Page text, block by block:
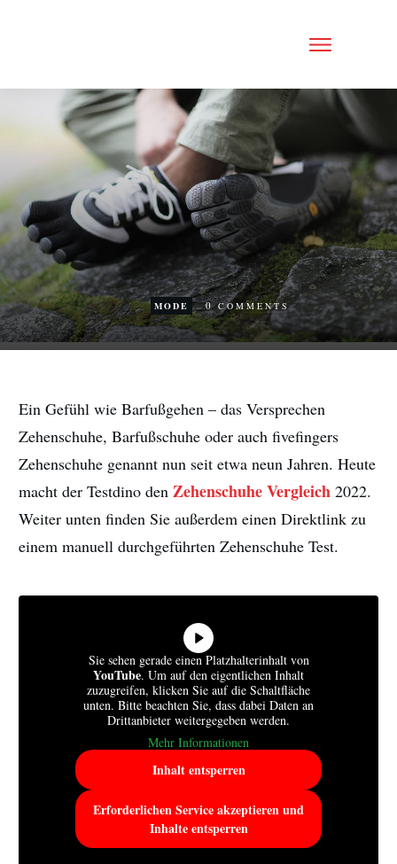
MODE 0 COMMENTS
Ein Gefühl wie Barfußgehen – das Versprechen
Zehenschuhe, Barfußschuhe oder auch fivefingers
Zehenschuhe genannt nun seit etwa neun Jahren. Heute
macht der Testdino den Zehenschuhe Vergleich 2022.
Weiter unten finden Sie außerdem einen Direktlink zu
einem manuell durchgeführten Zehenschuhe Test.
Sie sehen gerade einen Platzhalterinhalt von
YouTube. Um auf den eigentlichen Inhalt
zuzugreifen, klicken Sie auf die Schaltfläche
unten. Bitte beachten Sie, dass dabei Daten an
Drittanbieter weitergegeben werden.
Mehr Informationen
Inhalt entsperren
Erforderlichen Service akzeptieren und
Inhalte entsperren